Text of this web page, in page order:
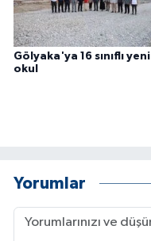
Gölyaka'ya 16 sınıflı yeni
okul
Yorumlar